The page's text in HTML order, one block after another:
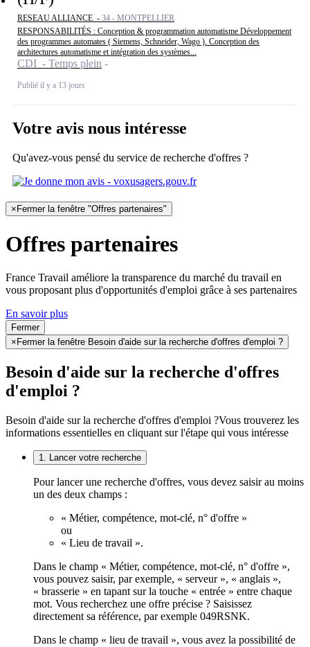
RESEAU ALLIANCE - 34 - MONTPELLIER
RESPONSABILITÉS : Conception & programmation automatisme Développement
des programmes automates ( Siemens, Schneider, Wago ). Conception des
architectures automatisme et intégration des systèmes...
CDI - Temps plein
Publié il y a 13 jours
Votre avis nous intéresse
Qu'avez-vous pensé du service de recherche d'offres ?
× Fermer la fenêtre "Offres partenaires"
Offres partenaires
France Travail améliore la transparence du marché du travail en
vous proposant plus d'opportunités d'emploi grâce à ses partenaires
En savoir plus
Fermer
× Fermer la fenêtre Besoin d'aide sur la recherche d'offres d'emploi ?
Besoin d'aide sur la recherche d'offres
d'emploi ?
Besoin d'aide sur la recherche d'offres d'emploi ?Vous trouverez les
informations essentielles en cliquant sur l'étape qui vous intéresse
1. Lancer votre recherche
Pour lancer une recherche d'offres, vous devez saisir au moins
un des deux champs :
« Métier, compétence, mot-clé, n° d'offre »
ou
« Lieu de travail ».
Dans le champ « Métier, compétence, mot-clé, n° d'offre »,
vous pouvez saisir, par exemple, « serveur », « anglais »,
« brasserie » en tapant sur la touche « entrée » entre chaque
mot. Vous recherchez une offre précise ? Saisissez
directement sa référence, par exemple 049RSNK.
Dans le champ « lieu de travail », vous avez la possibilité de